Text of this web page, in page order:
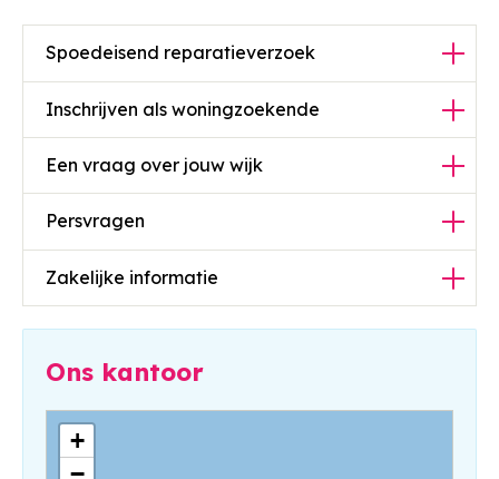
Spoedeisend reparatieverzoek
Inschrijven als woningzoekende
Een vraag over jouw wijk
Persvragen
Zakelijke informatie
Ons kantoor
+